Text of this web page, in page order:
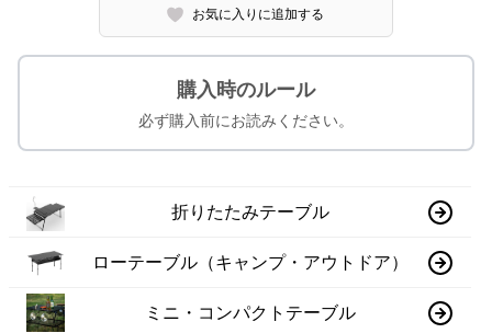
お気に入りに追加する
購入時のルール
必ず購入前にお読みください。
折りたたみテーブル
ローテーブル（キャンプ・アウトドア）
ミニ・コンパクトテーブル